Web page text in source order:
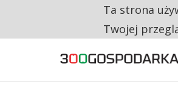
UNIA DAJE
Ta strona
Twojej